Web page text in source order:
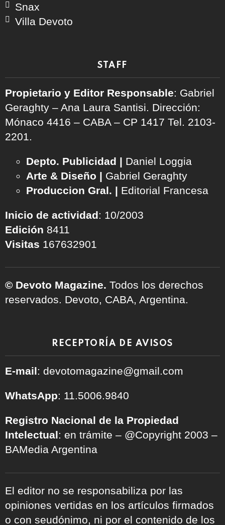
Snax
Villa Devoto
STAFF
Propietario y Editor Responsable: Gabriel
Geraghty – Ana Laura Santisi. Dirección:
Mónaco 4416 – CABA – CP 1417 Tel. 2103-
2201.
Depto. Publicidad | Daniel Loggia
Arte & Diseño | Gabriel Geraghty
Produccion Gral. | Editorial Francesa
Inicio de actividad: 10/2003
Edición 8411
Visitas 167632901
© Devoto Magazine. Todos los derechos
reservados. Devoto, CABA, Argentina.
RECEPTORÍA DE AVISOS
E-mail: devotomagazine@gmail.com
WhatsApp: 11.5006.9840
Registro Nacional de la Propiedad
Intelectual: en trámite – @Copyright 2003 –
BAMedia Argentina
El editor no se responsabiliza por las
opiniones vertidas en los artículos firmados
o con seudónimo, ni por el contenido de los